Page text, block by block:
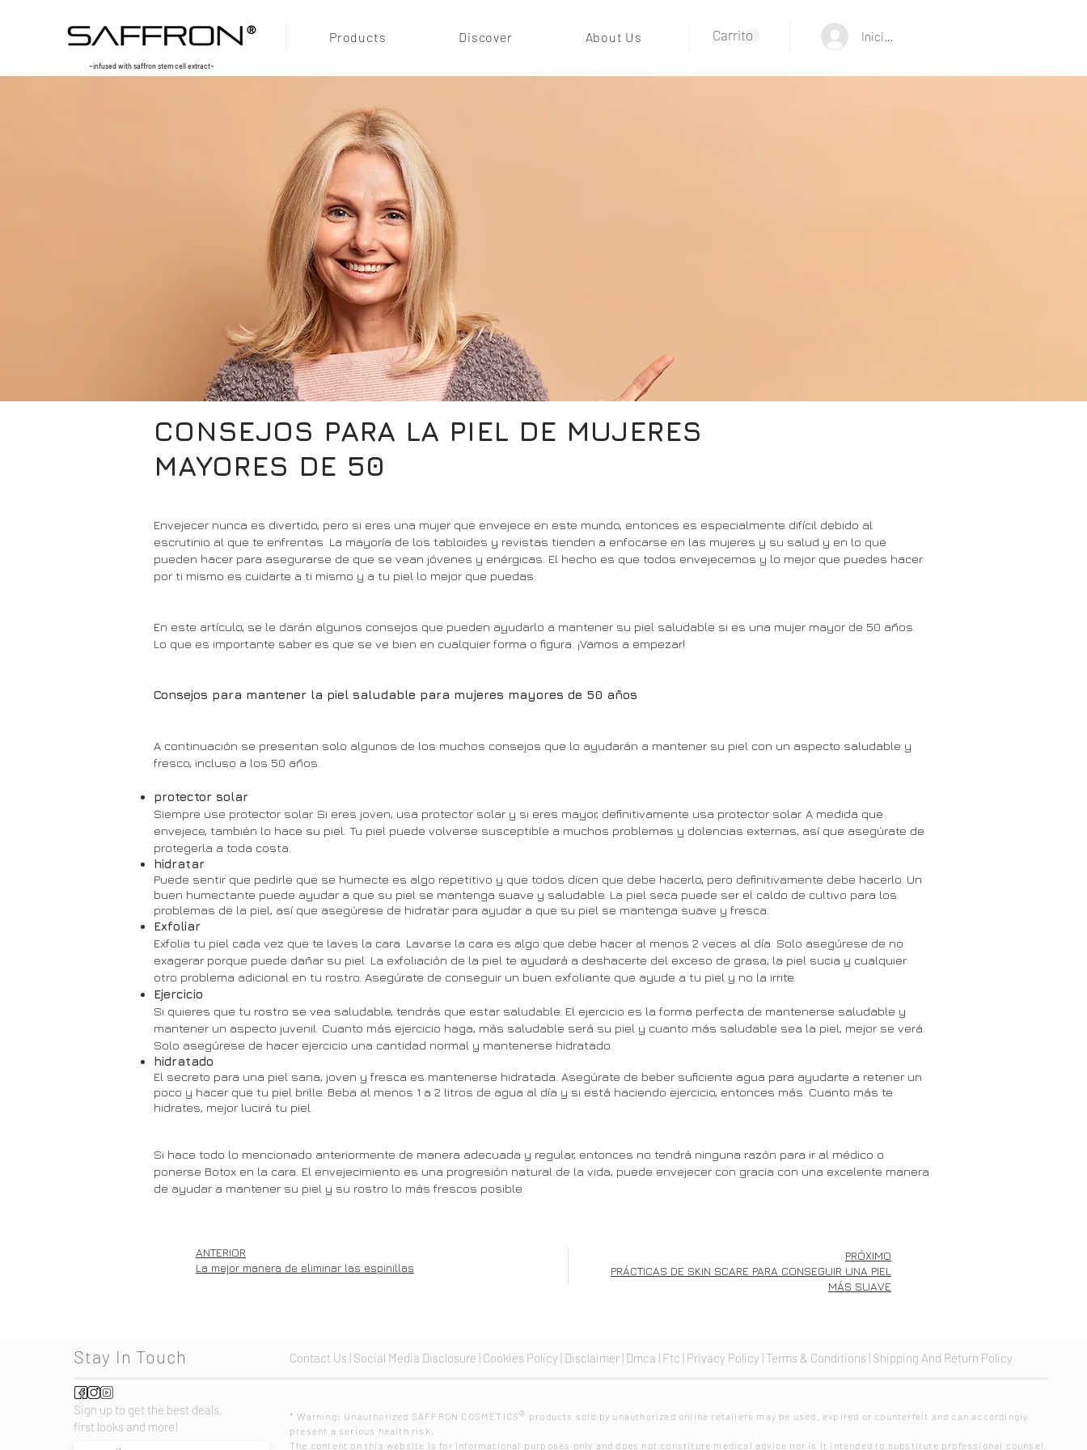
® Products Discover About Us Carrito Iniciar sesión
~infused with saffron stem cell extract~
CONSEJOS PARA LA PIEL DE MUJERES
MAYORES DE 50
Envejecer nunca es divertido, pero si eres una mujer que envejece en este mundo, entonces es especialmente difícil debido al
escrutinio al que te enfrentas. La mayoría de los tabloides y revistas tienden a enfocarse en las mujeres y su salud y en lo que
pueden hacer para asegurarse de que se vean jóvenes y enérgicas. El hecho es que todos envejecemos y lo mejor que puedes hacer
por ti mismo es cuidarte a ti mismo y a tu piel lo mejor que puedas.
En este artículo, se le darán algunos consejos que pueden ayudarlo a mantener su piel saludable si es una mujer mayor de 50 años.
Lo que es importante saber es que se ve bien en cualquier forma o figura. ¡Vamos a empezar!
Consejos para mantener la piel saludable para mujeres mayores de 50 años
A continuación se presentan solo algunos de los muchos consejos que lo ayudarán a mantener su piel con un aspecto saludable y
fresco, incluso a los 50 años.
protector solar
Siempre use protector solar. Si eres joven, usa protector solar y si eres mayor, definitivamente usa protector solar. A medida que
envejece, también lo hace su piel. Tu piel puede volverse susceptible a muchos problemas y dolencias externas, así que asegúrate de
protegerla a toda costa.
hidratar
Puede sentir que pedirle que se humecte es algo repetitivo y que todos dicen que debe hacerlo, pero definitivamente debe hacerlo. Un
buen humectante puede ayudar a que su piel se mantenga suave y saludable. La piel seca puede ser el caldo de cultivo para los
problemas de la piel, así que asegúrese de hidratar para ayudar a que su piel se mantenga suave y fresca.
Exfoliar
Exfolia tu piel cada vez que te laves la cara. Lavarse la cara es algo que debe hacer al menos 2 veces al día. Solo asegúrese de no
exagerar porque puede dañar su piel. La exfoliación de la piel te ayudará a deshacerte del exceso de grasa, la piel sucia y cualquier
otro problema adicional en tu rostro. Asegúrate de conseguir un buen exfoliante que ayude a tu piel y no la irrite.
Ejercicio
Si quieres que tu rostro se vea saludable, tendrás que estar saludable. El ejercicio es la forma perfecta de mantenerse saludable y
mantener un aspecto juvenil. Cuanto más ejercicio haga, más saludable será su piel y cuanto más saludable sea la piel, mejor se verá.
Solo asegúrese de hacer ejercicio una cantidad normal y mantenerse hidratado.
hidratado
El secreto para una piel sana, joven y fresca es mantenerse hidratada. Asegúrate de beber suficiente agua para ayudarte a retener un
poco y hacer que tu piel brille. Beba al menos 1 a 2 litros de agua al día y si está haciendo ejercicio, entonces más. Cuanto más te
hidrates, mejor lucirá tu piel.
Si hace todo lo mencionado anteriormente de manera adecuada y regular, entonces no tendrá ninguna razón para ir al médico o
ponerse Botox en la cara. El envejecimiento es una progresión natural de la vida, puede envejecer con gracia con una excelente manera
de ayudar a mantener su piel y su rostro lo más frescos posible.
ANTERIOR
La mejor manera de eliminar las espinillas
PRÓXIMO
PRÁCTICAS DE SKIN SCARE PARA CONSEGUIR UNA PIEL
MÁS SUAVE
Stay In Touch Contact Us | Social Media Disclosure | Cookies Policy | Disclaimer | Dmca | Ftc | Privacy Policy | Terms & Conditions | Shipping And Return Policy
Sign up to get the best deals,
first looks and more!
* Warning: Unauthorized SAFFRON COSMETICS® products sold by unauthorized online retailers may be used, expired or counterfeit and can accordingly
present a serious health risk.
The content on this website is for informational purposes only and does not constitute medical advice nor is it intended to substitute professional counsel.